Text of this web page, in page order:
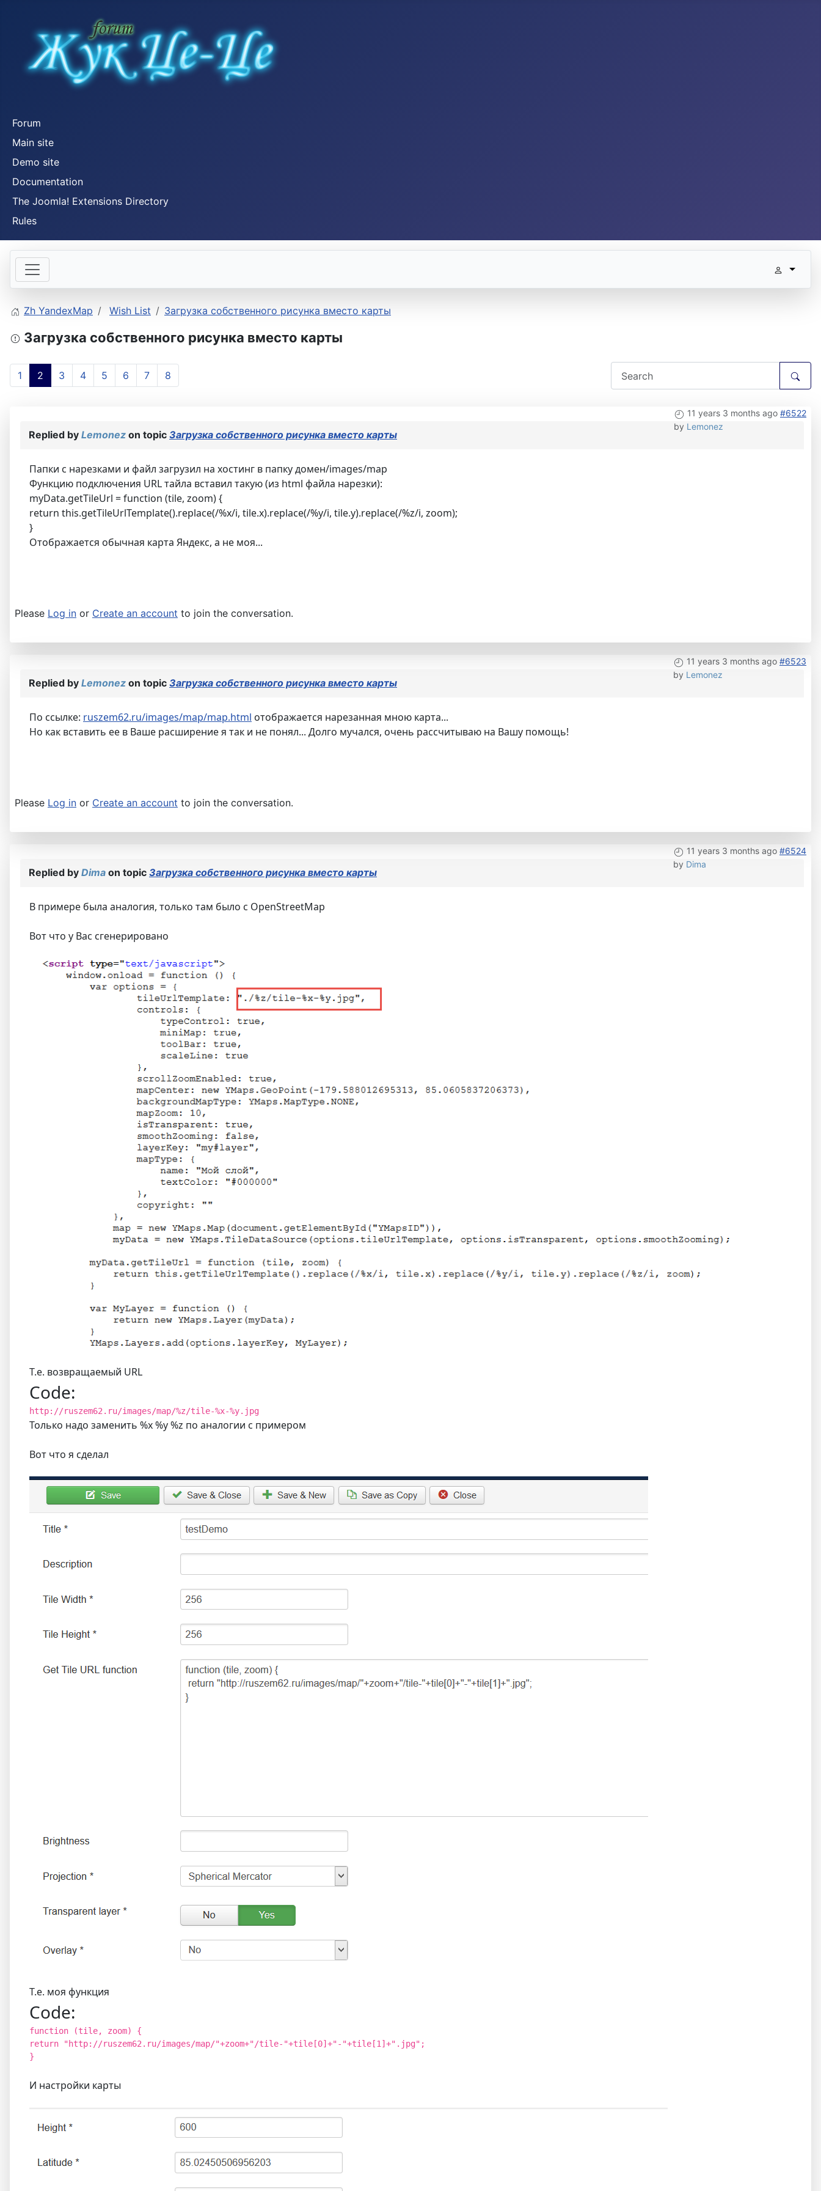
Forum
Main site
Demo site
Documentation
The Joomla! Extensions Directory
Rules
Zh YandexMap Wish List Загрузка собственного рисунка вместо карты
Загрузка собственного рисунка вместо карты
1 2 3 4 5 6 7 8
11 years 3 months ago #6522
by Lemonez
Replied by Lemonez on topic Загрузка собственного рисунка вместо карты
Папки с нарезками и файл загрузил на хостинг в папку домен/images/map
Функцию подключения URL тайла вставил такую (из html файла нарезки):
myData.getTileUrl = function (tile, zoom) {
return this.getTileUrlTemplate().replace(/%x/i, tile.x).replace(/%y/i, tile.y).replace(/%z/i, zoom);
}
Отображается обычная карта Яндекс, а не моя...
Please Log in or Create an account to join the conversation.
11 years 3 months ago #6523
by Lemonez
Replied by Lemonez on topic Загрузка собственного рисунка вместо карты
По ссылке: ruszem62.ru/images/map/map.html отображается нарезанная мною карта...
Но как вставить ее в Ваше расширение я так и не понял... Долго мучался, очень рассчитываю на Вашу помощь!
Please Log in or Create an account to join the conversation.
11 years 3 months ago #6524
by Dima
Replied by Dima on topic Загрузка собственного рисунка вместо карты
В примере была аналогия, только там было с OpenStreetMap
Вот что у Вас сгенерировано
Т.е. возвращаемый URL
Code:
http://ruszem62.ru/images/map/%z/tile-%x-%y.jpg
Только надо заменить %x %y %z по аналогии с примером
Вот что я сделал
Т.е. моя функция
Code:
function (tile, zoom) {
return "http://ruszem62.ru/images/map/"+zoom+"/tile-"+tile[0]+"-"+tile[1]+".jpg";
}
И настройки карты